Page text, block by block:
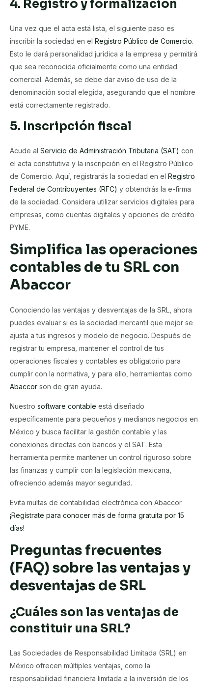
4. Registro y formalización
Una vez que el acta está lista, el siguiente paso es
inscribir la sociedad en el Registro Público de Comercio.
Esto le dará personalidad jurídica a la empresa y permitirá
que sea reconocida oficialmente como una entidad
comercial. Además, se debe dar aviso de uso de la
denominación social elegida, asegurando que el nombre
está correctamente registrado.
5. Inscripción fiscal
Acude al Servicio de Administración Tributaria (SAT) con
el acta constitutiva y la inscripción en el Registro Público
de Comercio. Aquí, registrarás la sociedad en el Registro
Federal de Contribuyentes (RFC) y obtendrás la e-firma
de la sociedad. Considera utilizar servicios digitales para
empresas, como cuentas digitales y opciones de crédito
PYME.
Simplifica las operaciones
contables de tu SRL con
Abaccor
Conociendo las ventajas y desventajas de la SRL, ahora
puedes evaluar si es la sociedad mercantil que mejor se
ajusta a tus ingresos y modelo de negocio. Después de
registrar tu empresa, mantener el control de tus
operaciones fiscales y contables es obligatorio para
cumplir con la normativa, y para ello, herramientas como
Abaccor son de gran ayuda.
Nuestro software contable está diseñado
específicamente para pequeños y medianos negocios en
México y busca facilitar la gestión contable y las
conexiones directas con bancos y el SAT. Esta
herramienta permite mantener un control riguroso sobre
las finanzas y cumplir con la legislación mexicana,
ofreciendo además mayor seguridad.
Evita multas de contabilidad electrónica con Abaccor
¡Regístrate para conocer más de forma gratuita por 15
días!
Preguntas frecuentes
(FAQ) sobre las ventajas y
desventajas de SRL
¿Cuáles son las ventajas de
constituir una SRL?
Las Sociedades de Responsabilidad Limitada (SRL) en
México ofrecen múltiples ventajas, como la
responsabilidad financiera limitada a la inversión de los